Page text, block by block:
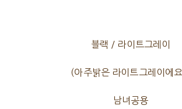
블랙 / 라이트그레이
(아주밝은 라이트그레이에
남녀공용